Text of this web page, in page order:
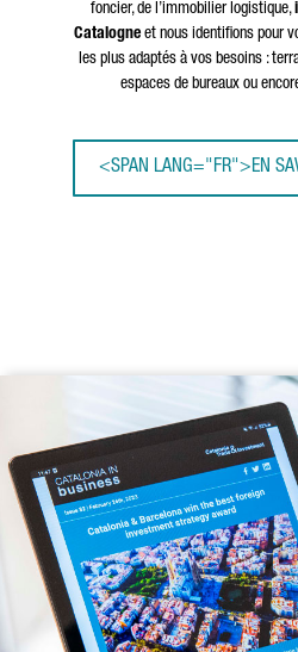
foncier, de l’immobilier logistique,
Catalogne et nous identifions pour
les plus adaptés à vos besoins :
espaces de bureaux ou
<SPAN LANG="FR">EN